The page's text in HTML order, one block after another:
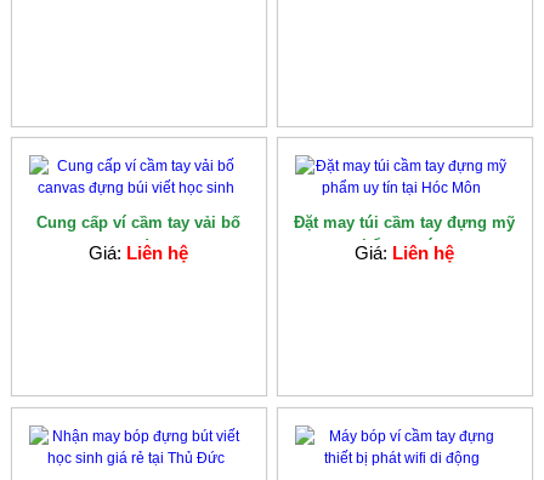
Cung cấp ví cầm tay vải bố
canvas đựng...
Giá: Liên hệ
Đặt may túi cầm tay đựng mỹ
phẩm uy tín...
Giá: Liên hệ